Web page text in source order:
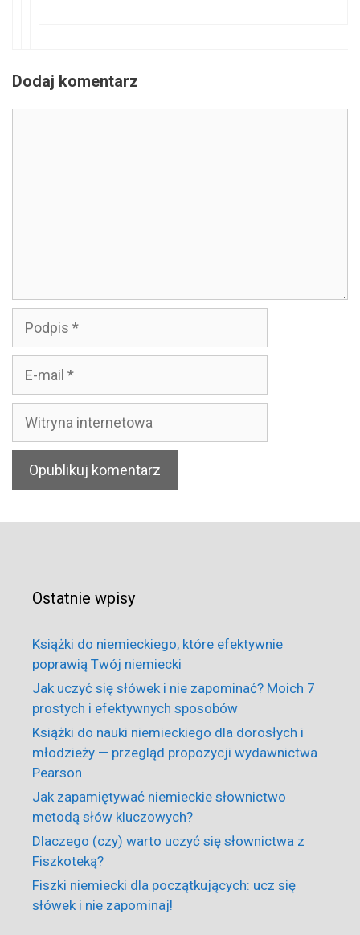
Dodaj komentarz
Podpis
internetowa
Ostatnie wpisy
Książki do niemieckiego, które efektywnie
poprawią Twój niemiecki
Jak uczyć się słówek i nie zapominać? Moich 7
prostych i efektywnych sposobów
Książki do nauki niemieckiego dla dorosłych i
młodzieży — przegląd propozycji wydawnictwa
Pearson
Jak zapamiętywać niemieckie słownictwo
metodą słów kluczowych?
Dlaczego (czy) warto uczyć się słownictwa z
Fiszkoteką?
Fiszki niemiecki dla początkujących: ucz się
słówek i nie zapominaj!